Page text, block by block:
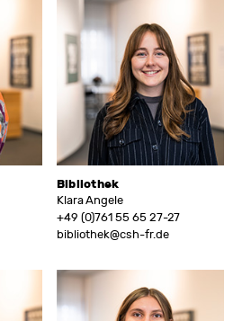
Bibliothek
Klara Angele
+49 (0)761 55 65 27-27
bibliothek@csh-fr.de